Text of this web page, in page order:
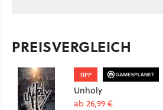
PREISVERGLEICH
TIPP
Unholy
ab 26,99 €